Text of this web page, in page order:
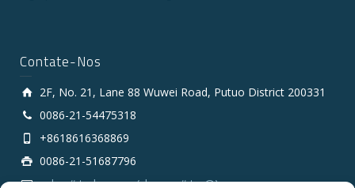
Contate-Nos
2F, No. 21, Lane 88 Wuwei Road, Putuo District 200331
0086-21-54475318
+8618616368869
0086-21-51687796
sales # tarluz.com (change # to @)